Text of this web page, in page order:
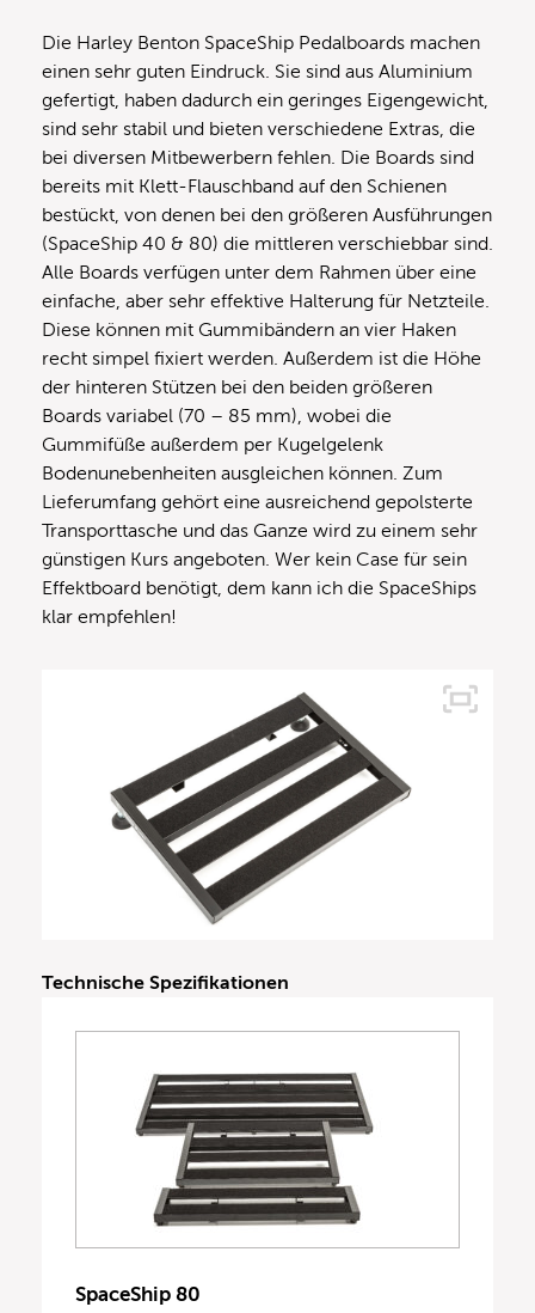
Die Harley Benton SpaceShip Pedalboards machen
einen sehr guten Eindruck. Sie sind aus Aluminium
gefertigt, haben dadurch ein geringes Eigengewicht,
sind sehr stabil und bieten verschiedene Extras, die
bei diversen Mitbewerbern fehlen. Die Boards sind
bereits mit Klett-Flauschband auf den Schienen
bestückt, von denen bei den größeren Ausführungen
(SpaceShip 40 & 80) die mittleren verschiebbar sind.
Alle Boards verfügen unter dem Rahmen über eine
einfache, aber sehr effektive Halterung für Netzteile.
Diese können mit Gummibändern an vier Haken
recht simpel fixiert werden. Außerdem ist die Höhe
der hinteren Stützen bei den beiden größeren
Boards variabel (70 – 85 mm), wobei die
Gummifüße außerdem per Kugelgelenk
Bodenunebenheiten ausgleichen können. Zum
Lieferumfang gehört eine ausreichend gepolsterte
Transporttasche und das Ganze wird zu einem sehr
günstigen Kurs angeboten. Wer kein Case für sein
Effektboard benötigt, dem kann ich die SpaceShips
klar empfehlen!
Technische Spezifikationen
SpaceShip 80